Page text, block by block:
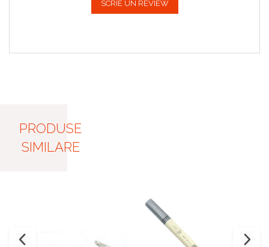
SCRIE UN REVIEW
PRODUSE
SIMILARE